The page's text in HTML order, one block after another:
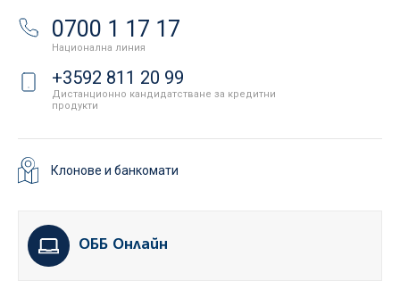
0700 1 17 17
Национална линия
+3592 811 20 99
Дистанционно кандидатстване за кредитни
продукти
Клонове и банкомати
ОББ Онлайн